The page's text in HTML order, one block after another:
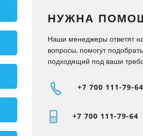
НУЖНА
Наши менеджеры ответят
вопросы, помогут
подходящий под ваши
+7 700 111-79-64
+7 700 111-79-64